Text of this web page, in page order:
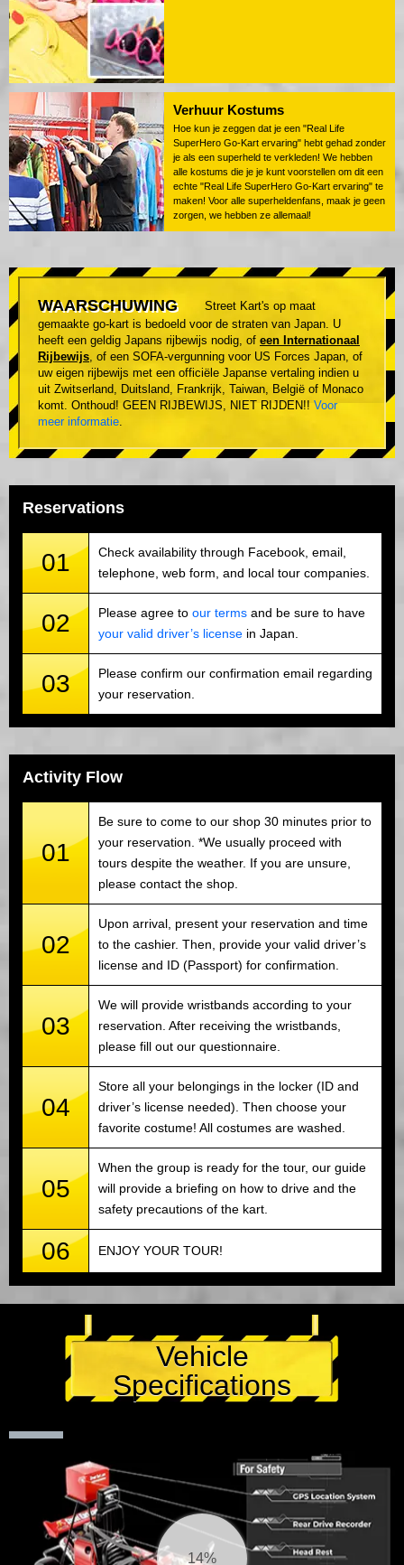
Verhuur Kostums
Hoe kun je zeggen dat je een "Real Life
SuperHero Go-Kart ervaring" hebt gehad zonder
je als een superheld te verkleden! We hebben
alle kostums die je je kunt voorstellen om dit een
echte "Real Life SuperHero Go-Kart ervaring" te
maken! Voor alle superheldenfans, maak je geen
zorgen, we hebben ze allemaal!
WAARSCHUWING
Street Kart's op maat
gemaakte go-kart is bedoeld voor de straten van Japan. U
heeft een geldig Japans rijbewijs nodig, of een Internationaal
Rijbewijs , of een SOFA-vergunning voor US Forces Japan, of
uw eigen rijbewijs met een officiële Japanse vertaling indien u
uit Zwitserland, Duitsland, Frankrijk, Taiwan, België of Monaco
komt. Onthoud! GEEN RIJBEWIJS, NIET RIJDEN!! Voor
meer informatie
Reservations
01
Check availability through Facebook, email,
telephone, web form, and local tour companies.
02 Please agree to our terms and be sure to have
your valid driver’s license in Japan.
03
Please confirm our confirmation email regarding
your reservation.
Activity Flow
01
Be sure to come to our shop 30 minutes prior to
your reservation. *We usually proceed with
tours despite the weather. If you are unsure,
please contact the shop.
02
Upon arrival, present your reservation and time
to the cashier. Then, provide your valid driver’s
license and ID (Passport) for confirmation.
03
We will provide wristbands according to your
reservation. After receiving the wristbands,
please fill out our questionnaire.
04
Store all your belongings in the locker (ID and
driver’s license needed). Then choose your
favorite costume! All costumes are washed.
05
When the group is ready for the tour, our guide
will provide a briefing on how to drive and the
safety precautions of the kart.
06 ENJOY YOUR TOUR!
Vehicle
Specifications
15%